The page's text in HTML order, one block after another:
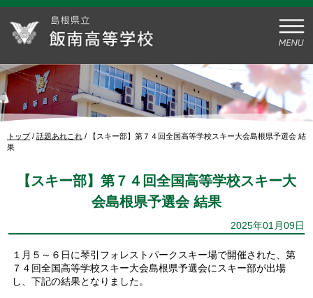
このページの本文へ
現
在
トップ/ 話題あれこれ /
【スキー部】第７４回全国高等学校スキー大会島根県予選会 結
果
【スキー部】第７４回全国高等学校スキー大
会島根県予選会 結果
2025年01月09日
１月５～６日に琴引フォレストパークスキー場で開催された、第
７４回全国高等学校スキー大会島根県予選会にスキー部が出場
し、下記の結果となりました。